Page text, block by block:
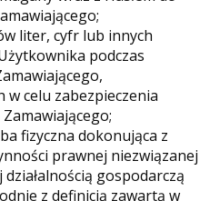
liter, cyfr lub innych
podczas
w celu zabezpieczenia
fizyczna dokonująca z
prawnej niezwiązanej
gospodarczą
z definicją zawartą w